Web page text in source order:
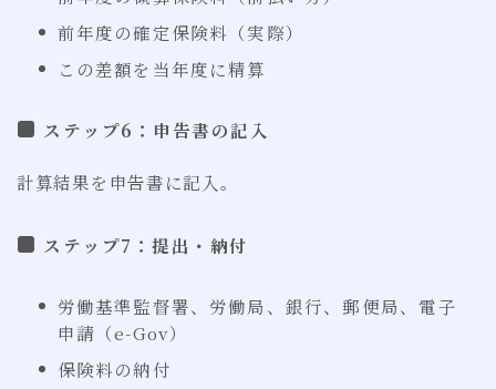
前年度の確定保険料（実際）
この差額を当年度に精算
ステップ6：申告書の記入
計算結果を申告書に記入。
ステップ7：提出・納付
労働基準監督署、労働局、銀行、郵便局、電子
申請（e-Gov）
保険料の納付